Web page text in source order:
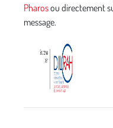
Pharosou directement
message.